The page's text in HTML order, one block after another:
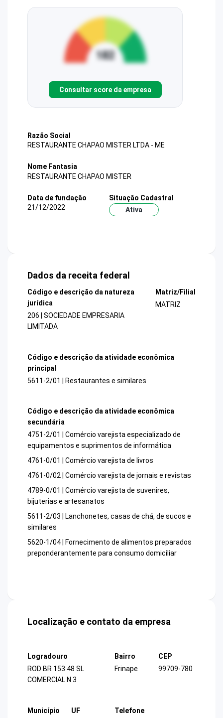
Consultar score da empresa
Razão Social
RESTAURANTE CHAPAO MISTER LTDA - ME
Nome Fantasia
RESTAURANTE CHAPAO MISTER
Data de fundação
21/12/2022
Situação Cadastral
Ativa
Dados da receita federal
Código e descrição da natureza
jurídica
206 | SOCIEDADE EMPRESARIA
LIMITADA
Matriz/Filial
MATRIZ
Código e descrição da atividade econômica
principal
5611-2/01 | Restaurantes e similares
Código e descrição da atividade econômica
secundária
4751-2/01 | Comércio varejista especializado de
equipamentos e suprimentos de informática
4761-0/01 | Comércio varejista de livros
4761-0/02 | Comércio varejista de jornais e revistas
4789-0/01 | Comércio varejista de suvenires,
bijuterias e artesanatos
5611-2/03 | Lanchonetes, casas de chá, de sucos e
similares
5620-1/04 | Fornecimento de alimentos preparados
preponderantemente para consumo domiciliar
Localização e contato da empresa
Logradouro
ROD BR 153 48 SL
COMERCIAL N 3
Bairro
Frinape
CEP
99709-780
Município
UF
Telefone